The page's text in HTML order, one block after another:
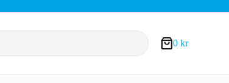
Varukorg
0 kr